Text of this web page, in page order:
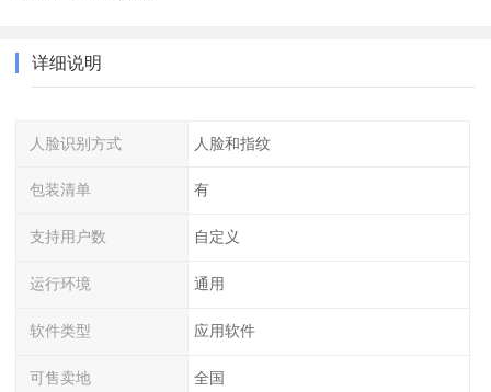
详细说明
人脸识别方式 人脸和指纹
包装清单 有
支持用户数 自定义
运行环境 通用
软件类型 应用软件
可售卖地 全国